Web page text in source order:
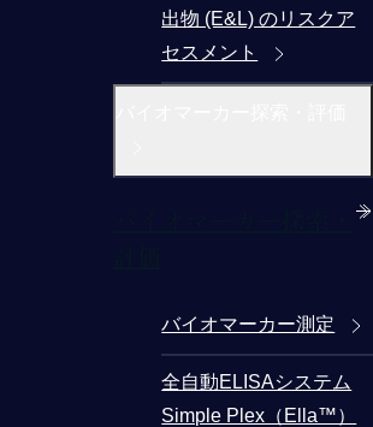
出物 (E&L) のリスクア
セスメント
バイオマーカー測定
全自動ELISAシステム
Simple Plex（Ella™）